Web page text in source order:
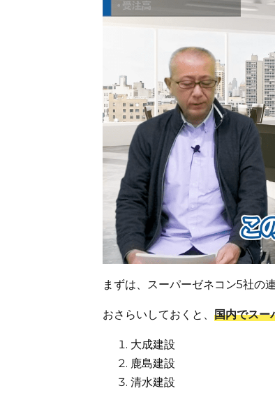
まずは、スーパーゼネコン5社の
おさらいしておくと、 国内でスー
大成建設
鹿島建設
清水建設